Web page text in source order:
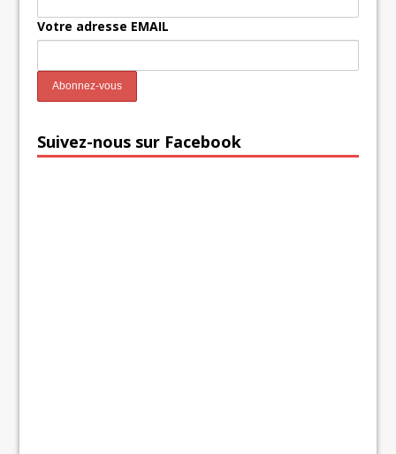
Votre adresse EMAIL
Suivez-nous sur Facebook